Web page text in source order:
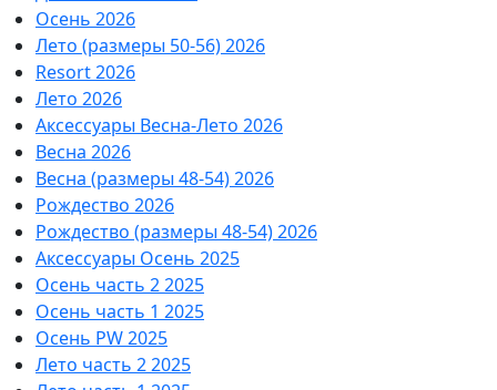
Осень 2026
Лето (размеры 50-56) 2026
Resort 2026
Лето 2026
Аксессуары Весна-Лето 2026
Весна 2026
Весна (размеры 48-54) 2026
Рождество 2026
Рождество (размеры 48-54) 2026
Аксессуары Осень 2025
Осень часть 2 2025
Осень часть 1 2025
Осень PW 2025
Лето часть 2 2025